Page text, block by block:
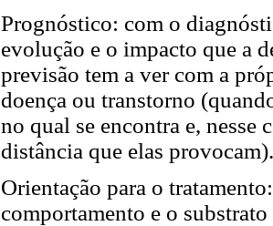
Prognóstico: com o
evolução e o impacto que a
previsão tem a ver com a
doença ou transtorno
no qual se encontra e, nesse
distância que elas provocam).
Orientação para o
comportamento e o